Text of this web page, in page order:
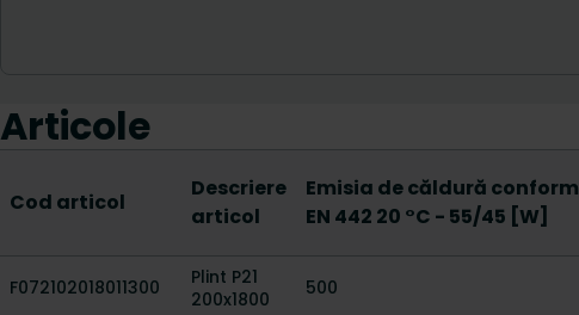
Articole
Cod articol
Descriere
articol
Emisia de căldură conform
EN 442 20 °C - 55/45 [W]
F072102018011300
Plint P21
200x1800
500